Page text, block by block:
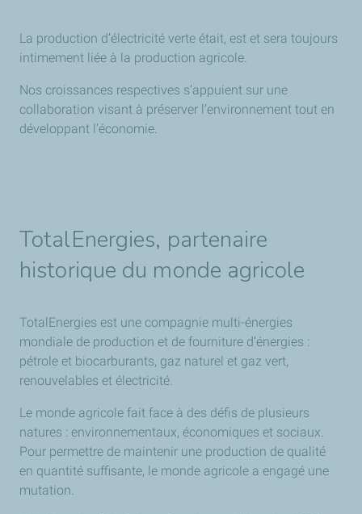
La production d’électricité verte était, est et sera toujours
intimement liée à la production agricole.
Nos croissances respectives s’appuient sur une
collaboration visant à préserver l’environnement tout en
développant l’économie.
TotalEnergies, partenaire
historique du monde agricole
TotalEnergies est une compagnie multi-énergies
mondiale de production et de fourniture d’énergies :
pétrole et biocarburants, gaz naturel et gaz vert,
renouvelables et électricité.
Le monde agricole fait face à des défis de plusieurs
natures : environnementaux, économiques et sociaux.
Pour permettre de maintenir une production de qualité
en quantité suffisante, le monde agricole a engagé une
mutation.